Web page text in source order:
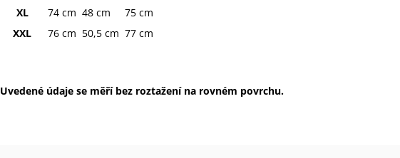
XL
74 cm 48 cm
75 cm
XXL
76 cm 50,5 cm 77 cm
Uvedené údaje se měří bez roztažení na rovném povrchu.